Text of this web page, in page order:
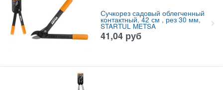
Сучкорез садовый облегченный
контактный, 42 см , рез 30 мм,
STARTUL METSA
41,04 руб